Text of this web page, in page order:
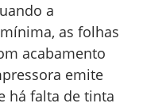
a
as folhas
acabamento
emite
há falta de tinta